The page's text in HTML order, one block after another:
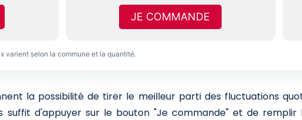
JE COMMANDE
varient selon la commune et la quantité.
la possibilité de tirer le meilleur parti des fluctuations
suffit d'appuyer sur le bouton "Je commande" et de